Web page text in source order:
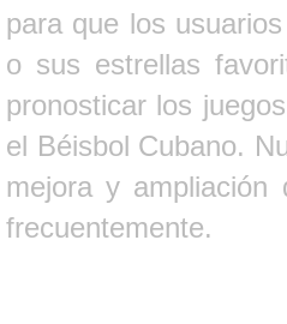
para que los
o sus estrellas
pronosticar los
el Béisbol Cubano.
mejora y
frecuentemente.